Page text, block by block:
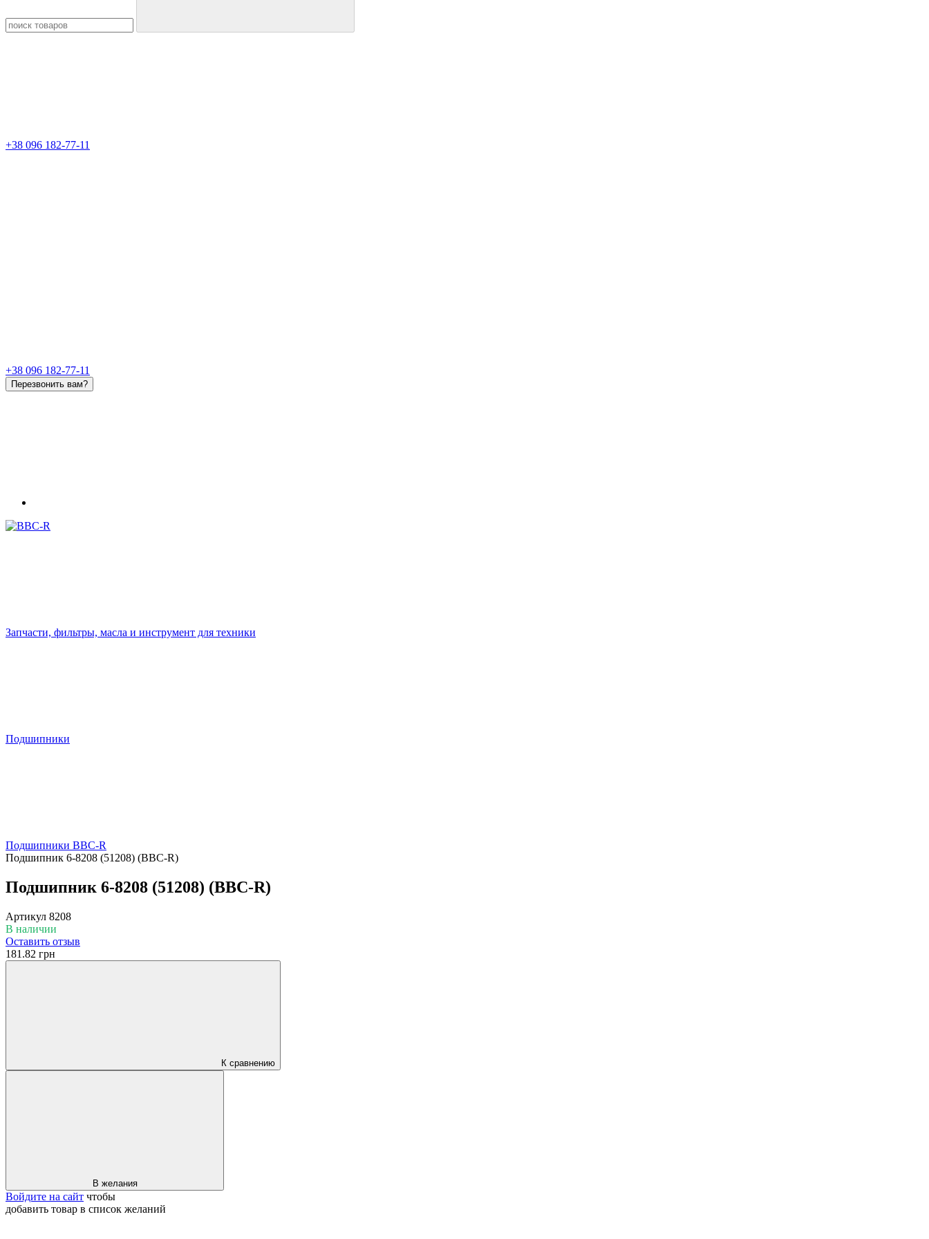
+38 096 182-77-11
+38 096 182-77-11
Перезвонить вам?
Запчасти, фильтры, масла и инструмент для техники
Подшипники
Подшипники BBC-R
Подшипник 6-8208 (51208) (BBC-R)
Подшипник 6-8208 (51208) (BBC-R)
Артикул 8208
В наличии
Оставить отзыв
181.82 грн
К сравнению
В желания
Войдите на сайт чтобы
добавить товар в список желаний